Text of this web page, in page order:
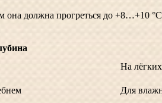
должна прогреться до +8…+10
На
Для